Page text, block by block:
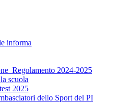
informa
2024-2025
scuola
2025
dello Sport del PI